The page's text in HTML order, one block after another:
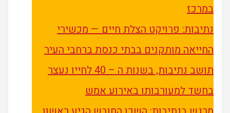
במרכז
נתיבות: פרויקט הצלת חיים — מכשירי
החייאה מותקנים בבתי כנסת ברחבי העיר
תושב נתיבות, בשנות ה – 40 לחייו נעצר
בחשד למעורבותו באירוע אמש